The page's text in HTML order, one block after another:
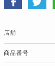
店舗
商品番号